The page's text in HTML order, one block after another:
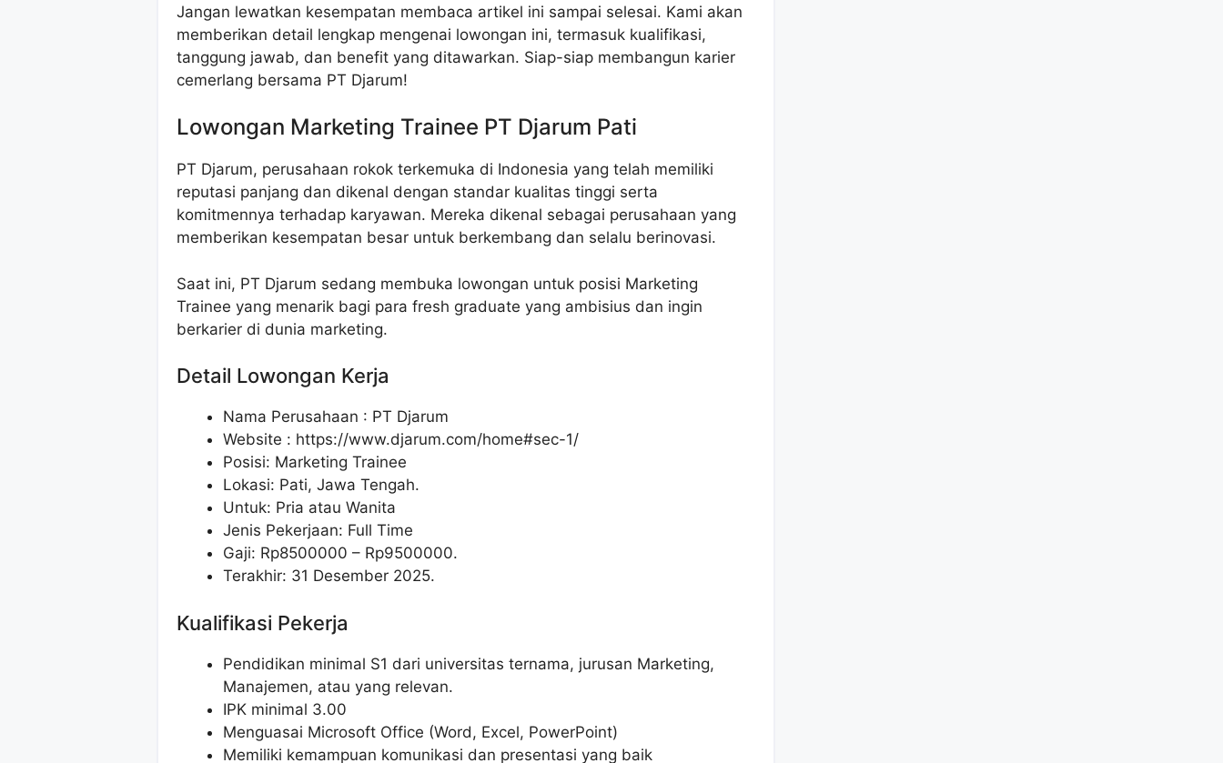
Jangan lewatkan kesempatan membaca artikel ini sampai selesai. Kami akan
memberikan detail lengkap mengenai lowongan ini, termasuk kualifikasi,
tanggung jawab, dan benefit yang ditawarkan. Siap-siap membangun karier
cemerlang bersama PT Djarum!
Lowongan Marketing Trainee PT Djarum Pati
PT Djarum, perusahaan rokok terkemuka di Indonesia yang telah memiliki
reputasi panjang dan dikenal dengan standar kualitas tinggi serta
komitmennya terhadap karyawan. Mereka dikenal sebagai perusahaan yang
memberikan kesempatan besar untuk berkembang dan selalu berinovasi.
Saat ini, PT Djarum sedang membuka lowongan untuk posisi Marketing
Trainee yang menarik bagi para fresh graduate yang ambisius dan ingin
berkarier di dunia marketing.
Detail Lowongan Kerja
Nama Perusahaan : PT Djarum
Website : https://www.djarum.com/home#sec-1/
Posisi: Marketing Trainee
Lokasi: Pati, Jawa Tengah.
Untuk: Pria atau Wanita
Jenis Pekerjaan: Full Time
Gaji: Rp8500000 – Rp9500000.
Terakhir: 31 Desember 2025.
Kualifikasi Pekerja
Pendidikan minimal S1 dari universitas ternama, jurusan Marketing,
Manajemen, atau yang relevan.
IPK minimal 3.00
Menguasai Microsoft Office (Word, Excel, PowerPoint)
Memiliki kemampuan komunikasi dan presentasi yang baik